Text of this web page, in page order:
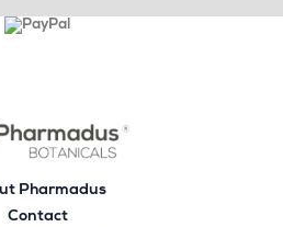
Pharmadus
Contact